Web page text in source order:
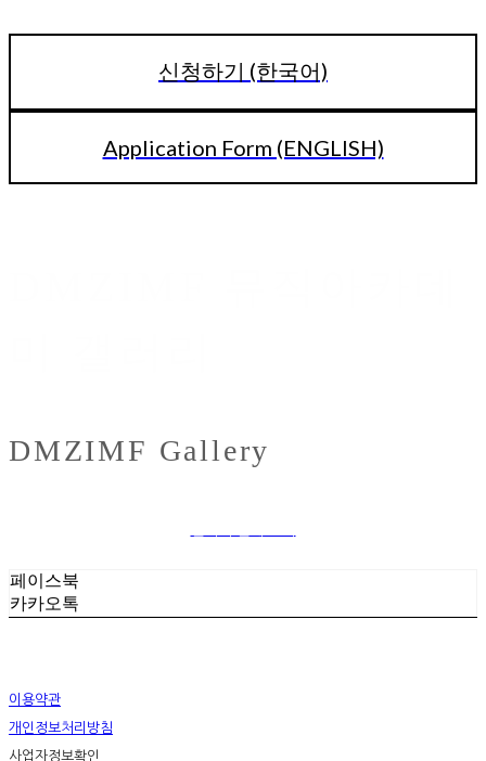
신청하기 (한국어)
Application Form (ENGLISH)
DMZIMF Gallery
페이스북
카카오톡
이용약관
개인정보처리방침
사업자정보확인